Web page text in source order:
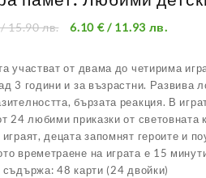
15.90 лв. 6.10 €/ 11.93 лв.
участват от двама до четирима
3 години и за възрастни. Развива
бързата реакция. В
24 любими приказки от световната
децата запомнят героите и
времетраене на играта е 15
съдържа: 48 карти (24 двойки)